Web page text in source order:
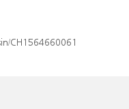
CH1564660061